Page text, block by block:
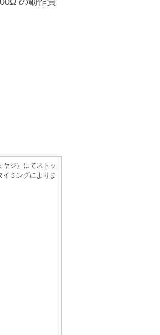
ジ）にてストッ
ミングによりま